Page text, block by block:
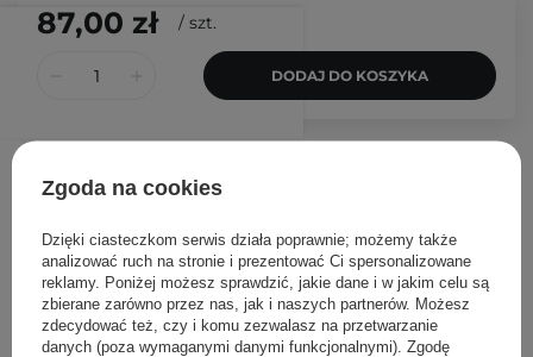
87,00 zł / szt.
DODAJ DO KOSZYKA
Opinia Kosmetologa
Joanna Szwarocka
What your skin will love -
potwierdzam, czysta prawda!
Jestem przekonana, że każda
Zgoda na cookies
Dzięki ciasteczkom serwis działa poprawnie; możemy także
analizować ruch na stronie i prezentować Ci spersonalizowane
reklamy. Poniżej możesz sprawdzić, jakie dane i w jakim celu są
zbierane zarówno przez nas, jak i naszych partnerów. Możesz
zdecydować też, czy i komu zezwalasz na przetwarzanie
danych (poza wymaganymi danymi funkcjonalnymi). Zgodę